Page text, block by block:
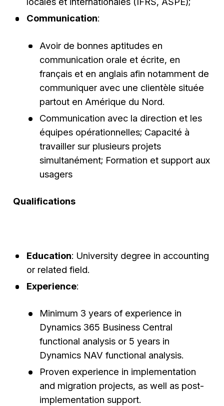
Communication:
Avoir de bonnes aptitudes en
communication orale et écrite, en
français et en anglais afin notamment de
communiquer avec une clientèle située
partout en Amérique du Nord.
Communication avec la direction et les
équipes opérationnelles; Capacité à
travailler sur plusieurs projets
simultanément; Formation et support aux
usagers
Qualifications
Education: University degree in accounting
or related field.
Experience:
Minimum 3 years of experience in
Dynamics 365 Business Central
functional analysis or 5 years in
Dynamics NAV functional analysis.
Proven experience in implementation
and migration projects, as well as post-
implementation support.